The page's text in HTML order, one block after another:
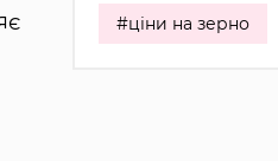
#ціни на зерно